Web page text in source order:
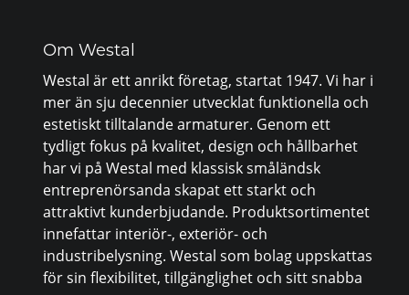
Om Westal
Westal är ett anrikt företag, startat 1947. Vi har i
mer än sju decennier utvecklat funktionella och
estetiskt tilltalande armaturer. Genom ett
tydligt fokus på kvalitet, design och hållbarhet
har vi på Westal med klassisk småländsk
entreprenörsanda skapat ett starkt och
attraktivt kunderbjudande. Produktsortimentet
innefattar interiör-, exteriör- och
industribelysning. Westal som bolag uppskattas
för sin flexibilitet, tillgänglighet och sitt snabba